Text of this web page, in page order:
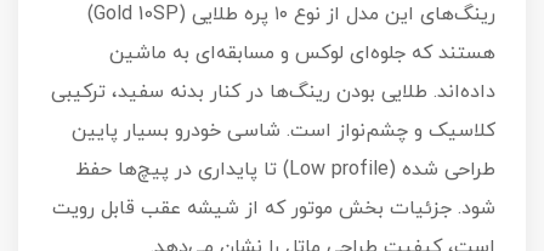
رینگ‌های این مدل از نوع ۱۰ پره طلایی (Gold 10SP)
هستند که جلوه‌ای لوکس و مسابقه‌ای به ماشین
داده‌اند. طلایی بودن رینگ‌ها در کنار بدنه سفید، ترکیبی
کلاسیک و چشم‌نواز است. شاسی خودرو بسیار پایین
طراحی شده (Low profile) تا پایداری در پیچ‌ها حفظ
شود. جزئیات بخش موتور که از شیشه عقب قابل رویت